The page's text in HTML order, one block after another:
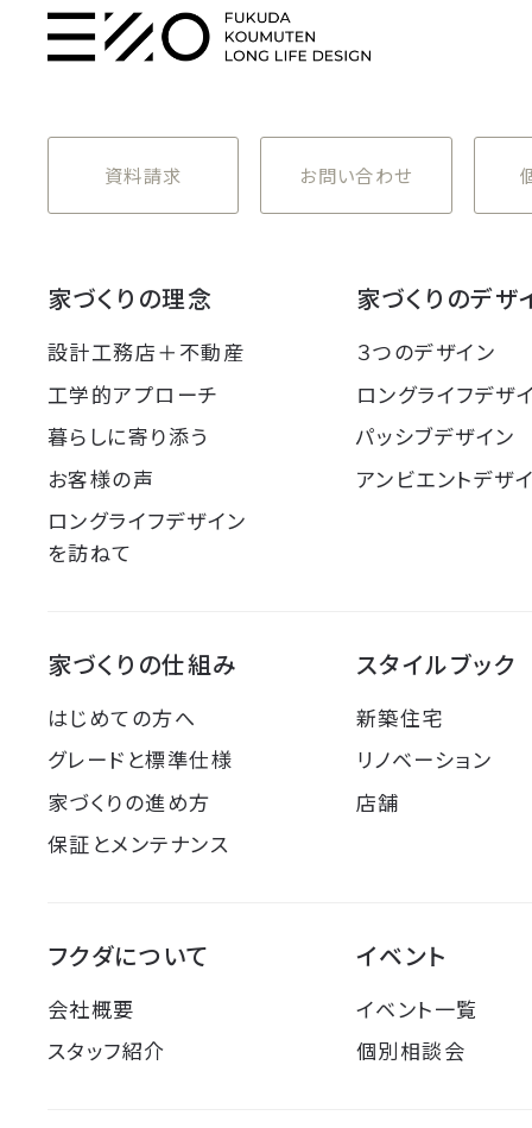
資料請求 お問い合わせ
家づくりの理念
設計工務店＋不動産
工学的アプローチ
暮らしに寄り添う
お客様の声
ロングライフデザイン
を訪ねて
家づくりのデザ
３つのデザイン
ロングライフデザ
パッシブデザイン
アンビエントデザ
家づくりの仕組み
はじめての方へ
グレードと標準仕様
家づくりの進め方
保証とメンテナンス
スタイルブック
新築住宅
リノベーション
店舗
フクダについて
会社概要
スタッフ紹介
イベント
イベント一覧
個別相談会